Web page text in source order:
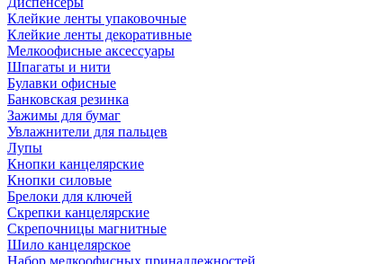
Клейкие ленты упаковочные
Клейкие ленты декоративные
Мелкоофисные аксессуары
Шпагаты и нити
Булавки офисные
Банковская резинка
Зажимы для бумаг
Увлажнители для пальцев
Лупы
Кнопки канцелярские
Кнопки силовые
Брелоки для ключей
Скрепки канцелярские
Скрепочницы магнитные
Шило канцелярское
Набор мелкоофисных принадлежностей